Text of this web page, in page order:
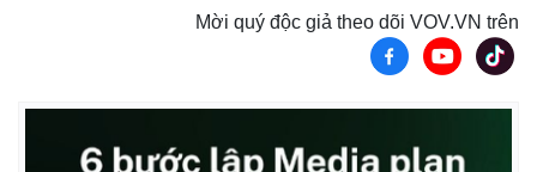
Mời quý độc giả theo dõi VOV.VN trên